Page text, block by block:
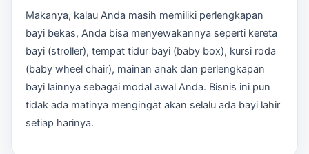
Makanya, kalau Anda masih memiliki perlengkapan
bayi bekas, Anda bisa menyewakannya seperti kereta
bayi (stroller), tempat tidur bayi (baby box), kursi roda
(baby wheel chair), mainan anak dan perlengkapan
bayi lainnya sebagai modal awal Anda. Bisnis ini pun
tidak ada matinya mengingat akan selalu ada bayi lahir
setiap harinya.